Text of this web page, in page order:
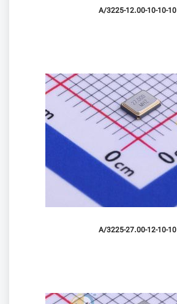
3225-12.00-10-10-10/A
3225-27.00-12-10-10/A